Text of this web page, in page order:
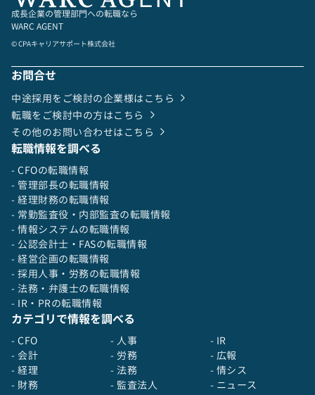
成長企業の管理部門への転職なら
WARC AGENT
© CPAキャリアサポート株式会社
お問合せ
中途採用をご検討の企業様はこちら
転職をご検討中の方はこちら
その他のお問い合わせはこちら
転職情報を調べる
- CFOの転職情報
- 管理部長の転職情報
- 経理財務の転職情報
- 常勤監査役・内部監査の転職情報
- 情報システムの転職情報
- 公認会計士・FASの転職情報
- 経営企画の転職情報
- 採用人事・労務の転職情報
- 法務・弁護士の転職情報
- IR・PRの転職情報
カテゴリで情報を調べる
- CFO
- 会計
- 経理
- 財務
- 人事
- 労務
- 法務
- 監査法人
- IR
- 広報
- 情シス
- ニュース